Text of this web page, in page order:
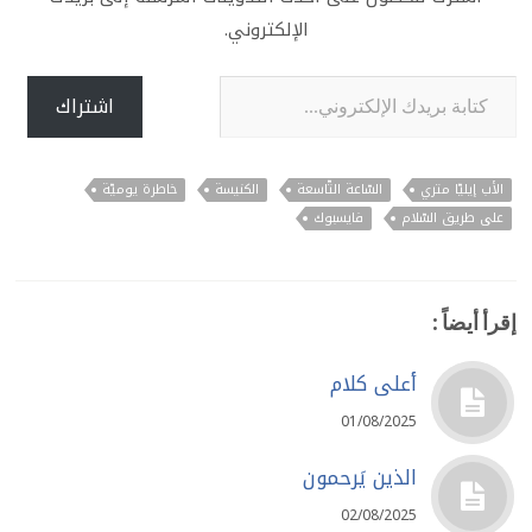
الإلكتروني.
كتابة بريدك الإلكتروني...
اشتراك
الأب إيليّا متري السّاعة التّاسعة الكنيسة
خاطرة يوميّة
على طريق السّلام
فايسبوك
إقرأ أيضاً :
أعلى كلام
01/08/2025
الذين يَرحمون
02/08/2025